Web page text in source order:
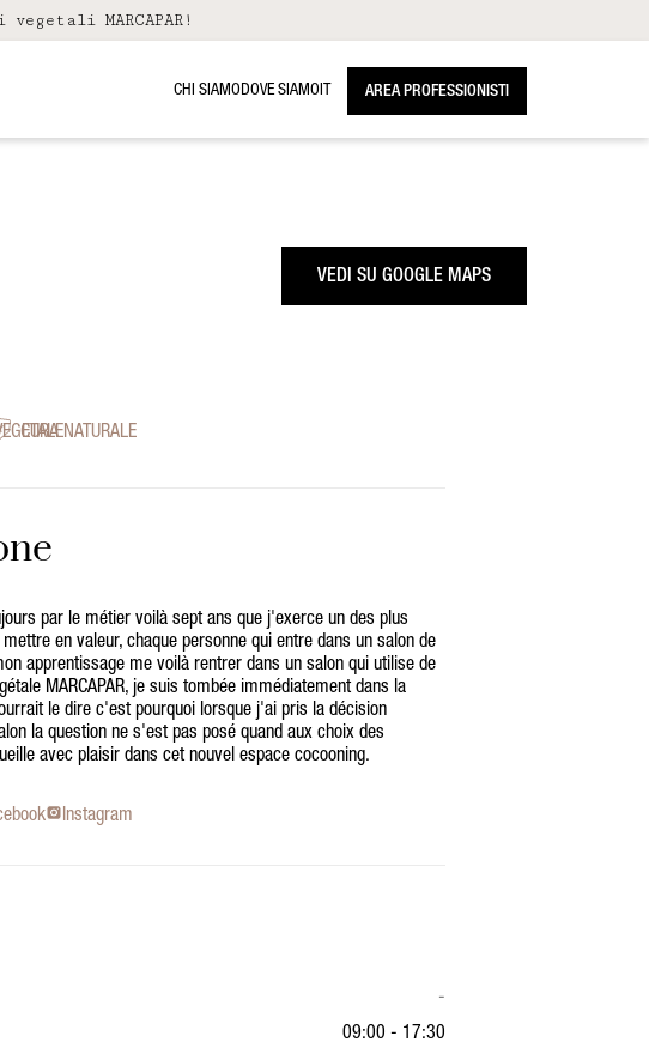
MARCAPAR!
CHI SIAMO DOVE SIAMO AREA PROFESSIONISTI
VEDI SU GOOGLE MAPS
CURA NATURALE
par le métier voilà sept ans que j'exerce un des plus
en valeur, chaque personne qui entre dans un salon de
apprentissage me voilà rentrer dans un salon qui utilise de
MARCAPAR, je suis tombée immédiatement dans la
le dire c'est pourquoi lorsque j'ai pris la décision
la question ne s'est pas posé quand aux choix des
avec plaisir dans cet nouvel espace cocooning.
Instagram
-
09:00 - 17:30